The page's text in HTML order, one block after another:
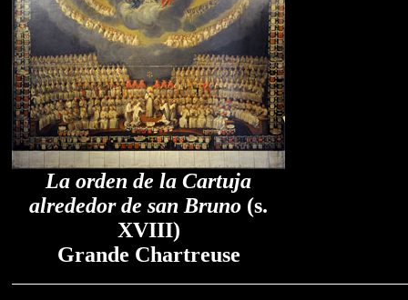
La orden de la Cartuja
alrededor de san Bruno (s.
XVIII)
Grande Chartreuse